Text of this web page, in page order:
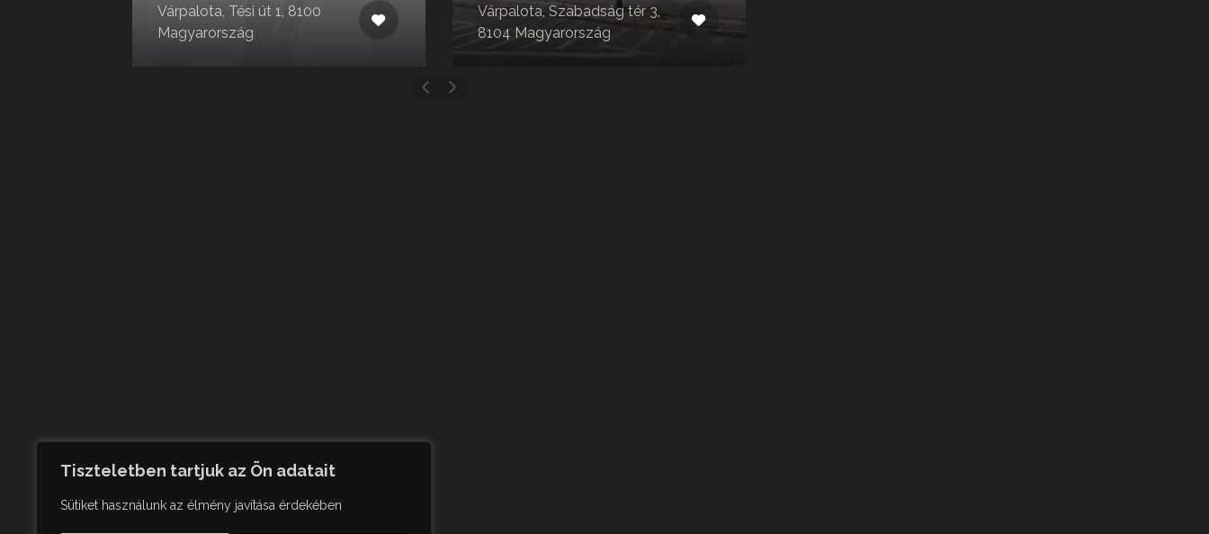
Tiszteletben tartjuk az Ön adatait
Sütiket használunk az élmény javítása érdekében
Várpalota, Tési út 1, 8100
Magyarország
Várpalota, Szabadság tér 3,
8104 Magyarország